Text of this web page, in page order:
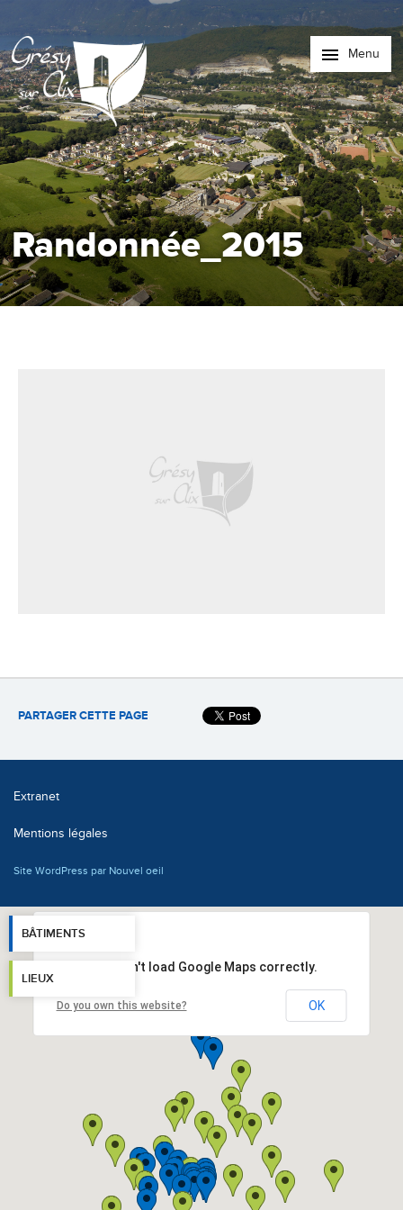
Menu
Randonnée_2015
PARTAGER CETTE PAGE
Extranet
Mentions légales
Site WordPress par Nouvel oeil
BÂTIMENTS
LIEUX
This page can't load Google Maps correctly.
Do you own this website? OK